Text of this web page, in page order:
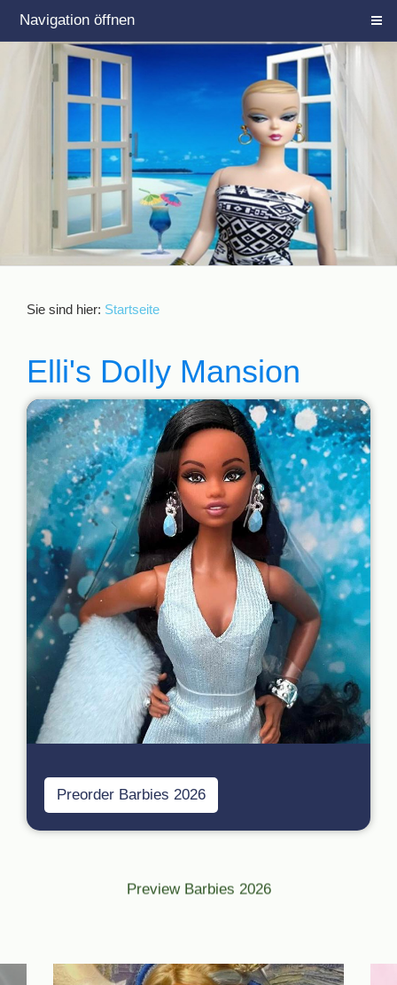
Navigation öffnen
Sie sind hier: Startseite
Elli's Dolly Mansion
Preorder Barbies 2026